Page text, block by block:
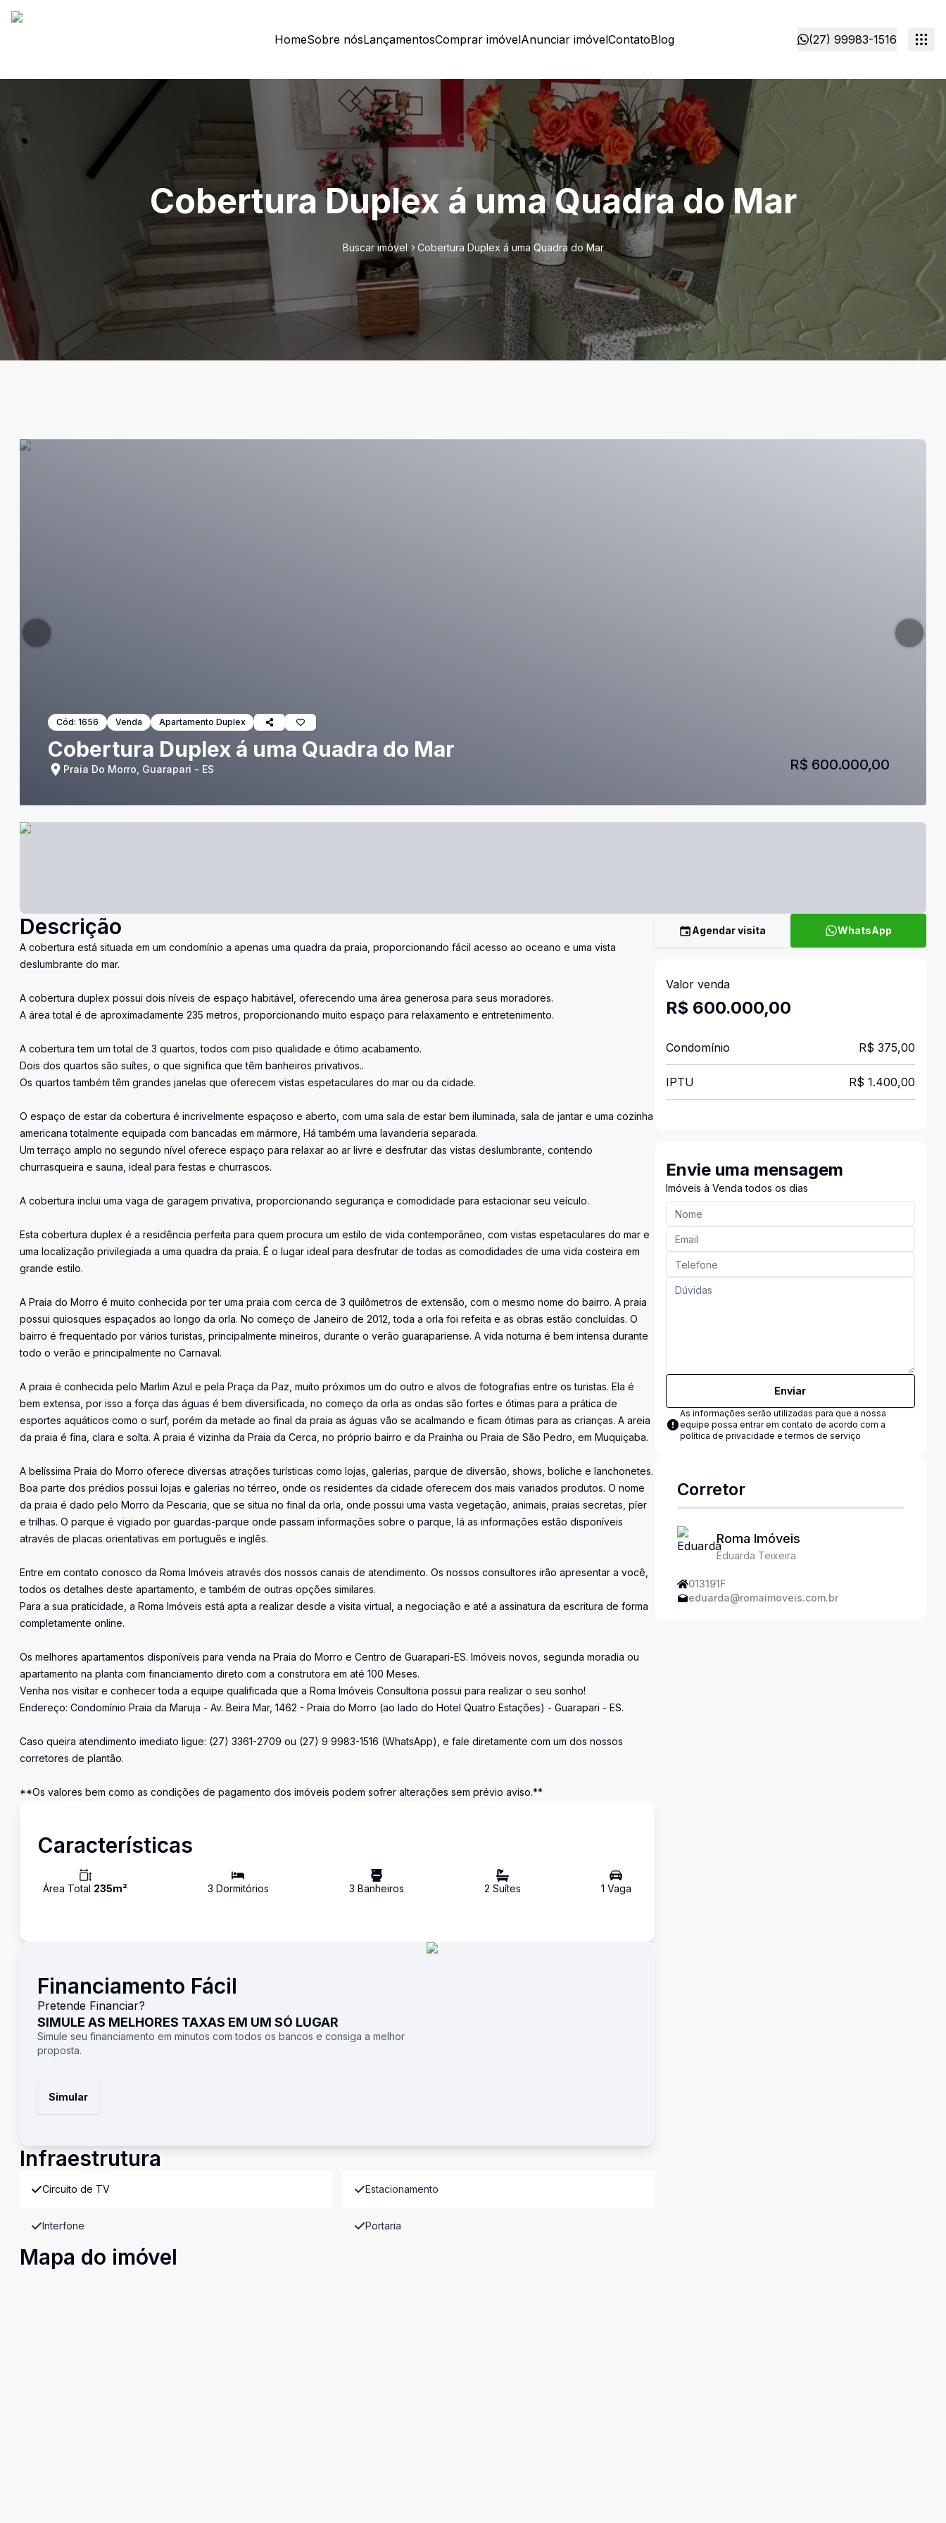
HomeSobre nósLançamentosComprar imóvelAnunciar imóvelContatoBlog (27) 99983-1516
Cobertura Duplex á uma Quadra do Mar
Buscar imóvel Cobertura Duplex á uma Quadra do Mar
Cód: 1656 Venda Apartamento Duplex
Cobertura Duplex á uma Quadra do Mar
Praia Do Morro, Guarapari - ES R$ 600.000,00
Descrição
A cobertura está situada em um condomínio a apenas uma quadra da praia, proporcionando fácil acesso ao oceano e uma vista
deslumbrante do mar.
A cobertura duplex possui dois níveis de espaço habitável, oferecendo uma área generosa para seus moradores.
A área total é de aproximadamente 235 metros, proporcionando muito espaço para relaxamento e entretenimento.
A cobertura tem um total de 3 quartos, todos com piso qualidade e ótimo acabamento.
Dois dos quartos são suítes, o que significa que têm banheiros privativos..
Os quartos também têm grandes janelas que oferecem vistas espetaculares do mar ou da cidade.
O espaço de estar da cobertura é incrivelmente espaçoso e aberto, com uma sala de estar bem iluminada, sala de jantar e uma cozinha
americana totalmente equipada com bancadas em mármore, Há também uma lavanderia separada.
Um terraço amplo no segundo nível oferece espaço para relaxar ao ar livre e desfrutar das vistas deslumbrante, contendo
churrasqueira e sauna, ideal para festas e churrascos.
A cobertura inclui uma vaga de garagem privativa, proporcionando segurança e comodidade para estacionar seu veículo.
Esta cobertura duplex é a residência perfeita para quem procura um estilo de vida contemporâneo, com vistas espetaculares do mar e
uma localização privilegiada a uma quadra da praia. É o lugar ideal para desfrutar de todas as comodidades de uma vida costeira em
grande estilo.
A Praia do Morro é muito conhecida por ter uma praia com cerca de 3 quilômetros de extensão, com o mesmo nome do bairro. A praia
possui quiosques espaçados ao longo da orla. No começo de Janeiro de 2012, toda a orla foi refeita e as obras estão concluídas. O
bairro é frequentado por vários turistas, principalmente mineiros, durante o verão guarapariense. A vida noturna é bem intensa durante
todo o verão e principalmente no Carnaval.
A praia é conhecida pelo Marlim Azul e pela Praça da Paz, muito próximos um do outro e alvos de fotografias entre os turistas. Ela é
bem extensa, por isso a força das águas é bem diversificada, no começo da orla as ondas são fortes e ótimas para a prática de
esportes aquáticos como o surf, porém da metade ao final da praia as águas vão se acalmando e ficam ótimas para as crianças. A areia
da praia é fina, clara e solta. A praia é vizinha da Praia da Cerca, no próprio bairro e da Prainha ou Praia de São Pedro, em Muquiçaba.
A belíssima Praia do Morro oferece diversas atrações turísticas como lojas, galerias, parque de diversão, shows, boliche e lanchonetes.
Boa parte dos prédios possui lojas e galerias no térreo, onde os residentes da cidade oferecem dos mais variados produtos. O nome
da praia é dado pelo Morro da Pescaria, que se situa no final da orla, onde possui uma vasta vegetação, animais, praias secretas, píer
e trilhas. O parque é vigiado por guardas-parque onde passam informações sobre o parque, lá as informações estão disponíveis
através de placas orientativas em português e inglês.
Entre em contato conosco da Roma Imóveis através dos nossos canais de atendimento. Os nossos consultores irão apresentar a você,
todos os detalhes deste apartamento, e também de outras opções similares.
Para a sua praticidade, a Roma Imóveis está apta a realizar desde a visita virtual, a negociação e até a assinatura da escritura de forma
completamente online.
Os melhores apartamentos disponíveis para venda na Praia do Morro e Centro de Guarapari-ES. Imóveis novos, segunda moradia ou
apartamento na planta com financiamento direto com a construtora em até 100 Meses.
Venha nos visitar e conhecer toda a equipe qualificada que a Roma Imóveis Consultoria possui para realizar o seu sonho!
Endereço: Condomínio Praia da Maruja - Av. Beira Mar, 1462 - Praia do Morro (ao lado do Hotel Quatro Estações) - Guarapari - ES.
Caso queira atendimento imediato ligue: (27) 3361-2709 ou (27) 9 9983-1516 (WhatsApp), e fale diretamente com um dos nossos
corretores de plantão.
**Os valores bem como as condições de pagamento dos imóveis podem sofrer alterações sem prévio aviso.**
Características
Área Total 235m² 3 Dormitórios 3 Banheiros 2 Suítes 1 Vaga
Financiamento Fácil
Pretende Financiar?
SIMULE AS MELHORES TAXAS EM UM SÓ LUGAR
Simule seu financiamento em minutos com todos os bancos e consiga a melhor
proposta.
Simular
Infraestrutura
Circuito de TV Estacionamento
Interfone Portaria
Mapa do imóvel
Agendar visita WhatsApp
Valor venda
R$ 600.000,00
Condomínio R$ 375,00
IPTU R$ 1.400,00
Envie uma mensagem
Imóveis à Venda todos os dias
Enviar
As informações serão utilizadas para que a nossa
equipe possa entrar em contato de acordo com a
política de privacidade e termos de serviço
Corretor
Roma Imóveis
Eduarda Teixeira
013191F
eduarda@romaimoveis.com.br